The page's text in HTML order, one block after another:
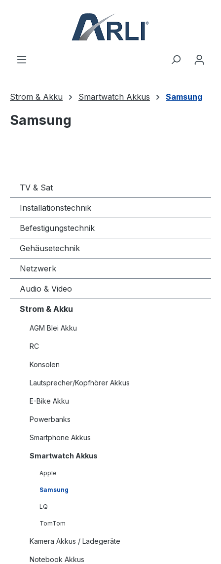
Strom & Akku Smartwatch Akkus Samsung
Samsung
TV & Sat
Installationstechnik
Befestigungstechnik
Gehäusetechnik
Netzwerk
Audio & Video
Strom & Akku
AGM Blei Akku
RC
Konsolen
Lautsprecher/Kopfhörer Akkus
E-Bike Akku
Powerbanks
Smartphone Akkus
Smartwatch Akkus
Apple
Samsung
LQ
TomTom
Kamera Akkus / Ladegeräte
Notebook Akkus